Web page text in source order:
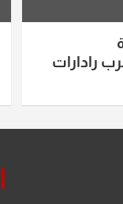
رادارات
إيران..